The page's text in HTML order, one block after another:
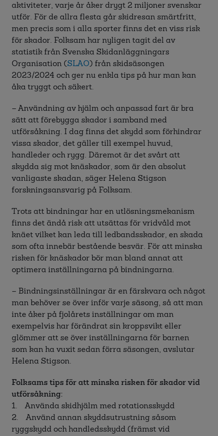
aktiviteter, varje år åker drygt 2 miljoner svenskar
utför. För de allra flesta går skidresan smärtfritt,
men precis som i alla sporter finns det en viss risk
för skador. Folksam har nyligen tagit del av
statistik från Svenska Skidanläggningars
Organisation (SLAO) från skidsäsongen
2023/2024 och ger nu enkla tips på hur man kan
åka tryggt och säkert.
– Användning av hjälm och anpassad fart är bra
sätt att förebygga skador i samband med
utförsåkning. I dag finns det skydd som förhindrar
vissa skador, det gäller till exempel huvud,
handleder och rygg. Däremot är det svårt att
skydda sig mot knäskador, som är den absolut
vanligaste skadan, säger Helena Stigson
forskningsansvarig på Folksam.
Trots att bindningar har en utlösningsmekanism
finns det ändå risk att utsättas för vridvåld mot
knäet vilket kan leda till ledbandsskador, en skada
som ofta innebär bestående besvär. För att minska
risken för knäskador bör man bland annat att
optimera inställningarna på bindningarna.
– Bindningsinställningar är en färskvara och något
man behöver se över inför varje säsong, så att man
inte åker på fjolårets inställningar om man
exempelvis har förändrat sin kroppsvikt eller
glömmer att se över inställningarna för barnen
som kan ha vuxit sedan förra säsongen, avslutar
Helena Stigson.
Folksams tips för att minska risken för skador vid
utförsåkning:
1. Använda skidhjälm med rotationsskydd
2. Använd annan skyddsutrustning såsom
ryggskydd och handledsskydd (främst vid